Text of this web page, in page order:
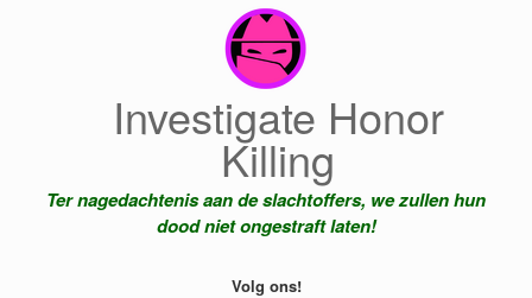
Investigate Honor
Killing
Ter nagedachtenis aan de slachtoffers, we zullen hun
dood niet ongestraft laten!
Volg ons!